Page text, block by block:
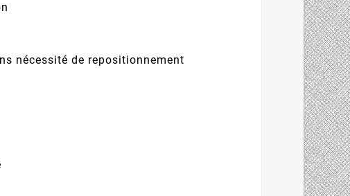
nécessité de repositionnement